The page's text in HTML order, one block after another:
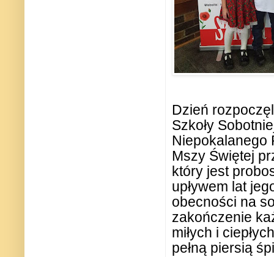
Dzień
Szkoły
Niepokalanego
Mszy Świętej
który jest
upływem lat
obecności na
zakończenie
miłych i
pełną piersią